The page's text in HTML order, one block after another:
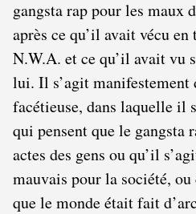
gangsta rap pour les maux
après ce qu’il avait vécu
N.W.A. et ce qu’il avait vu
lui. Il s’agit manifestement
facétieuse, dans laquelle il
qui pensent que le gangsta
actes des gens ou qu’il
mauvais pour la société,
que le monde était fait